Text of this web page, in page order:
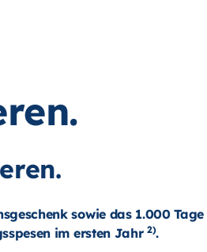
sowie das 1.000 Tage
im ersten Jahr2).